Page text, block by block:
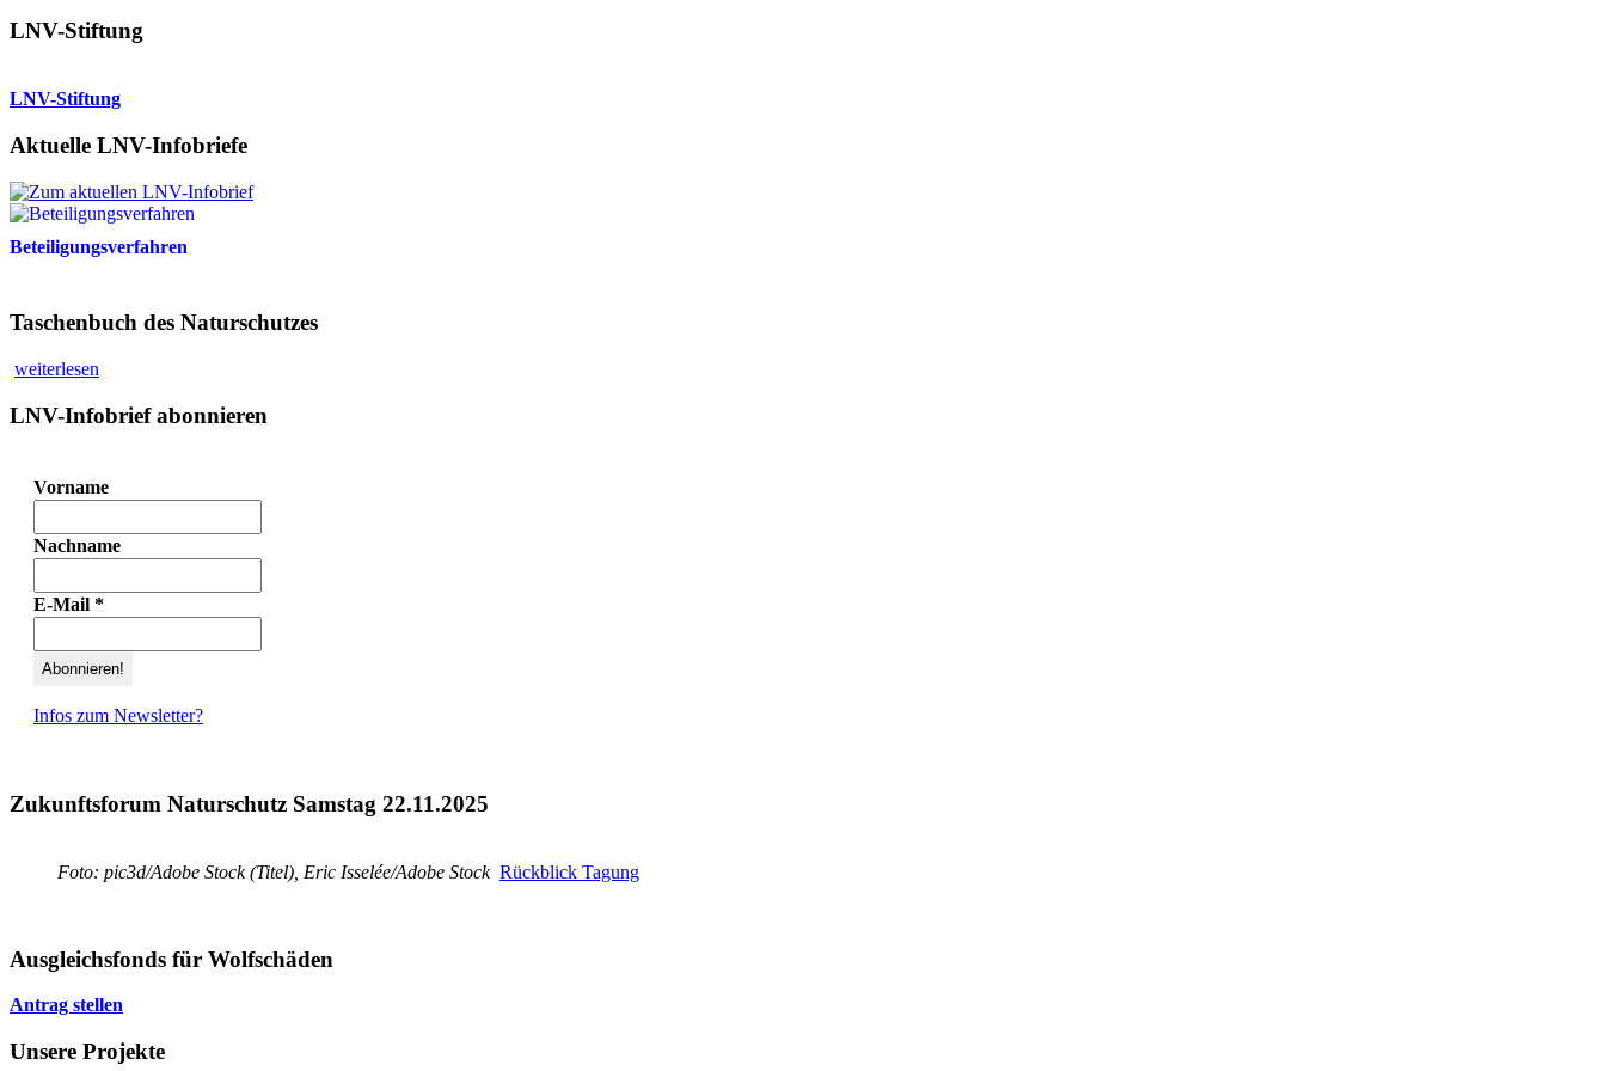
LNV-Stiftung
LNV-Stiftung
Aktuelle LNV-Infobriefe
Beteiligungsverfahren
Taschenbuch des Naturschutzes
weiterlesen
LNV-Infobrief abonnieren
Vorname
Nachname
E-Mail *
Infos zum Newsletter?
Zukunftsforum Naturschutz Samstag 22.11.2025
Foto: pic3d/Adobe Stock (Titel), Eric Isselée/Adobe Stock Rückblick Tagung
Ausgleichsfonds für Wolfschäden
Antrag stellen
Unsere Projekte